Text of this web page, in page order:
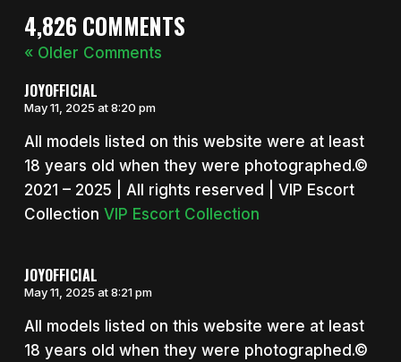
4,826 COMMENTS
« Older Comments
JOYOFFICIAL
May 11, 2025 at 8:20 pm
All models listed on this website were at least
18 years old when they were photographed.©
2021 – 2025 | All rights reserved | VIP Escort
Collection VIP Escort Collection
JOYOFFICIAL
May 11, 2025 at 8:21 pm
All models listed on this website were at least
18 years old when they were photographed.©